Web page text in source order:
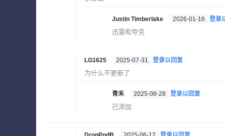
Justin Timberlake 2026-01-16 登录
迅雷和夸克
LG1625 2025-07-31 登录以回复
为什么不更新了
青禾 2025-08-28 登录以回复
已添加